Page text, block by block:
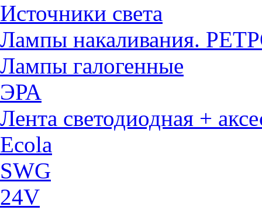
Источники света
Лампы накаливания.
Лампы галогенные
ЭРА
Лента светодиодная +
Ecola
SWG
24V